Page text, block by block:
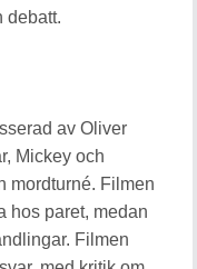
debatt.
av Oliver
Mickey och
mordturné. Filmen
hos paret, medan
Filmen